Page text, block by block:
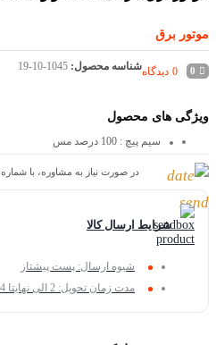
موتور برق
0
0 دیدگاهشناسه محصول: 19-10-1045
ویژگی های محصول
سیم پیچ : 100 درصد مس
در صورت نیاز به مشاوره، با شماره 09001591990 تماس بگیرید
شرایط ارسال کالا
شیوه ارسال: پست پیشتاز
مدت زمان تحویل: 2 الی نهایتا 4 روز کاری